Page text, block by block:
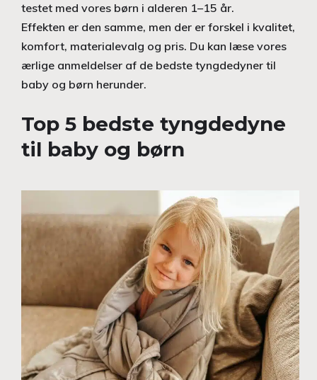
testet med vores børn i alderen 1–15 år.
Effekten er den samme, men der er forskel i kvalitet,
komfort, materialevalg og pris. Du kan læse vores
ærlige anmeldelser af de bedste tyngdedyner til
baby og børn herunder.
Top 5 bedste tyngdedyne
til baby og børn